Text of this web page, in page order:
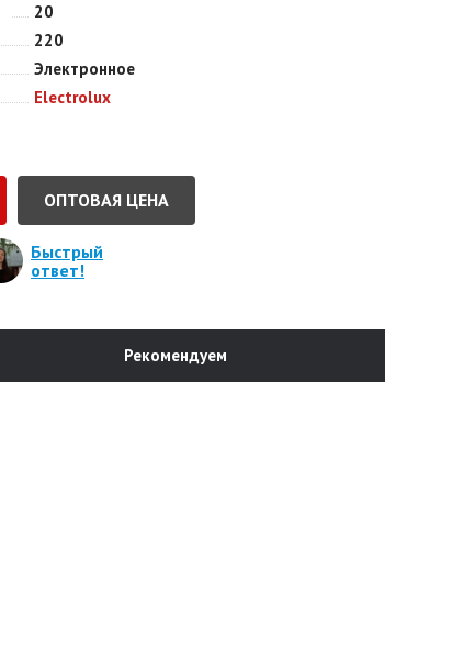
20
220
Электронное
Electrolux
ОПТОВАЯ ЦЕНА
Быстрый
ответ!
Рекомендуем